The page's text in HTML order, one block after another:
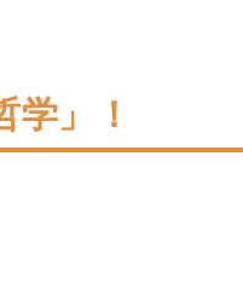
」！